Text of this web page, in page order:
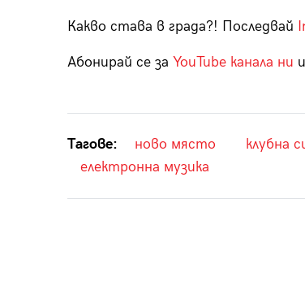
Какво става в града?! Последвай
Абонирай се за YouTube канала ни
Тагове: ново място клубна
електронна музика